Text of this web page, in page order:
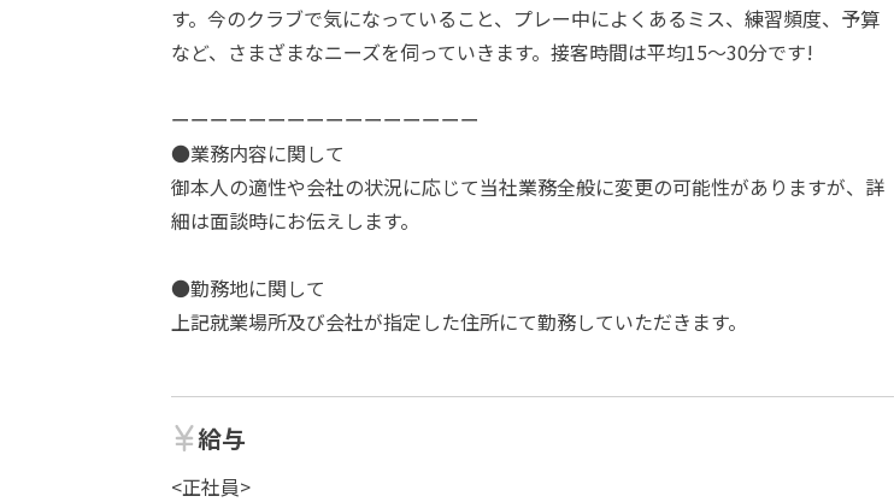
す。今のクラブで気になっていること、プレー中によくあるミス、練習頻度、予算
など、さまざまなニーズを伺っていきます。接客時間は平均15～30分です!
ーーーーーーーーーーーーーーーー
●業務内容に関して
御本人の適性や会社の状況に応じて当社業務全般に変更の可能性がありますが、詳
細は面談時にお伝えします。
●勤務地に関して
上記就業場所及び会社が指定した住所にて勤務していただきます。
給与
<正社員>